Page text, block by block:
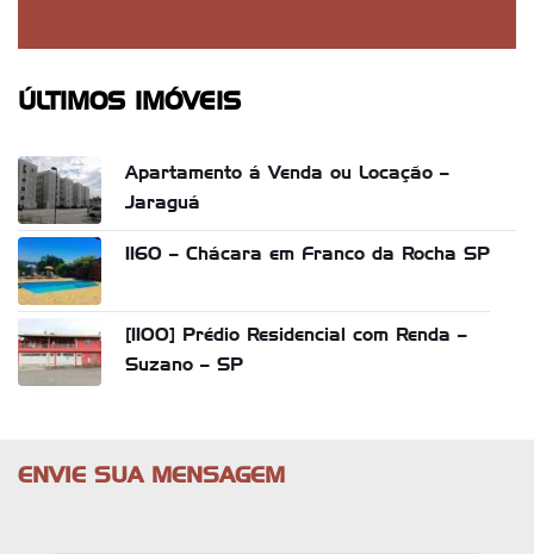
ÚLTIMOS IMÓVEIS
Apartamento á Venda ou Locação –
Jaraguá
1160 – Chácara em Franco da Rocha SP
[1100] Prédio Residencial com Renda –
Suzano – SP
ENVIE SUA MENSAGEM